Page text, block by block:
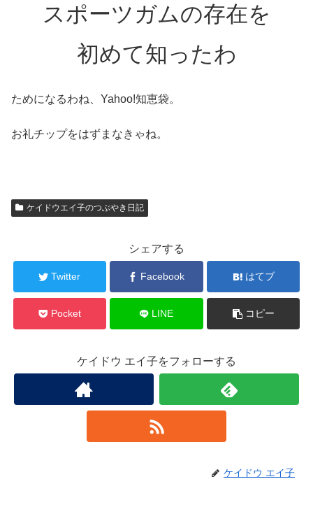
スポーツガムの存在を
初めて知ったわ
ためになるわね、Yahoo!知恵袋。
お礼チップをはずまなきゃね。
ケイドウエイ子のつぶやき日記
シェアする
Twitter Facebook はてブ
Pocket LINE コピー
ケイドウ エイ子をフォローする
ケイドウ エイ子